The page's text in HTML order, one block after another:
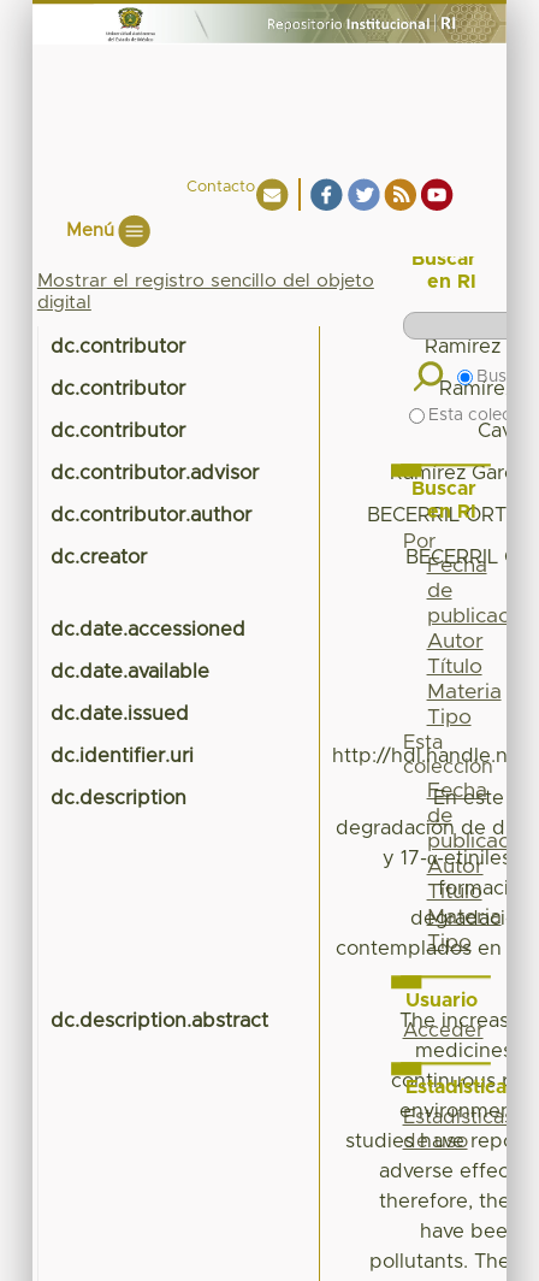
Contacto
Menú
Mostrar el registro sencillo del objeto
digital
dc.contributor Ramírez
dc.contributor Ramírez
dc.contributor
dc.contributor.advisor Ramírez
dc.contributor.author BECERRIL
dc.creator BECERRIL
dc.date.accessioned
dc.date.available
dc.date.issued
dc.identifier.uri http://hdl.handle.net/
dc.description
En este
degradación de
y 17-α-
formación
contemplados en
dc.description.abstract
The increase
medicines
continuous
environment
studies have
adverse effects
therefore,
have been
pollutants. There
Buscar
en RI
Buscar
Esta
Buscar
en RI
Por
Fecha
de
publicación
Autor
Título
Materia
Tipo
Esta
colección
Fecha
de
publicación
Autor
Título
Materia
Tipo
Usuario
Acceder
Estadísticas
Estadísticas
de uso